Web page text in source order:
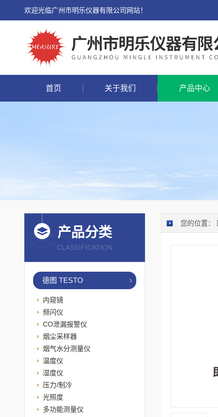
欢迎光临广州市明乐仪器有限公司网站！
首页 关于我们 产品中心
您的位置：
产品分类
CLASSIFICATION
德图 TESTO
内窥镜
频闪仪
CO泄漏报警仪
烟尘采样器
烟气水分测量仪
温度仪
湿度仪
压力/制冷
光照度
多功能测量仪